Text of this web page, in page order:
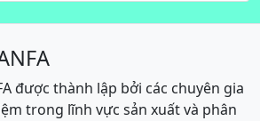
được thành lập bởi các chuyên gia
trong lĩnh vực sản xuất và phân